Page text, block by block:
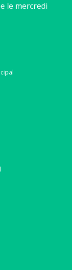
le mercredi